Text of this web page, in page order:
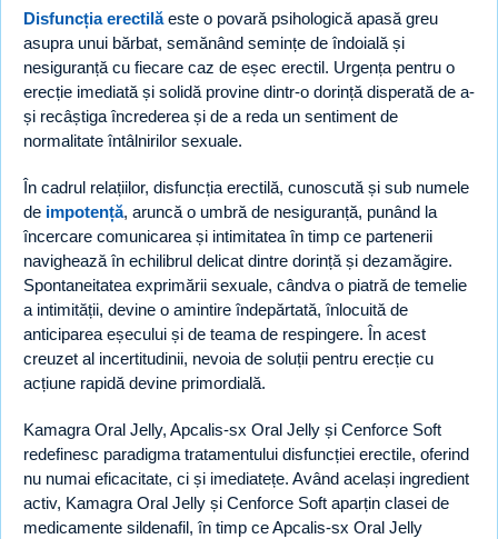
Disfuncția erectilăeste o povară psihologică apasă greu
asupra unui bărbat, semănând semințe de îndoială și
nesiguranță cu fiecare caz de eșec erectil. Urgența pentru o
erecție imediată și solidă provine dintr-o dorință disperată de a-
și recâștiga încrederea și de a reda un sentiment de
normalitate întâlnirilor sexuale.
În cadrul relațiilor, disfuncția erectilă, cunoscută și sub numele
de impotență, aruncă o umbră de nesiguranță, punând la
încercare comunicarea și intimitatea în timp ce partenerii
navighează în echilibrul delicat dintre dorință și dezamăgire.
Spontaneitatea exprimării sexuale, cândva o piatră de temelie
a intimității, devine o amintire îndepărtată, înlocuită de
anticiparea eșecului și de teama de respingere. În acest
creuzet al incertitudinii, nevoia de soluții pentru erecție cu
acțiune rapidă devine primordială.
Kamagra Oral Jelly, Apcalis-sx Oral Jelly și Cenforce Soft
redefinesc paradigma tratamentului disfuncției erectile, oferind
nu numai eficacitate, ci și imediatețe. Având același ingredient
activ, Kamagra Oral Jelly și Cenforce Soft aparțin clasei de
medicamente sildenafil, în timp ce Apcalis-sx Oral Jelly